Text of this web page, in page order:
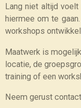
Lang niet altijd
hiermee om te
workshops
Maatwerk is
locatie, de
training of een
Neem gerust